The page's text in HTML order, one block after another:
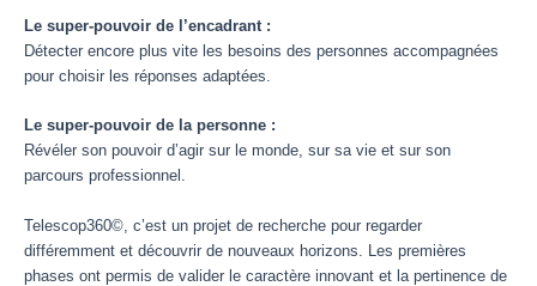
Le super-pouvoir de l’encadrant :
Détecter encore plus vite les besoins des personnes accompagnées
pour choisir les réponses adaptées.
Le super-pouvoir de la personne :
Révéler son pouvoir d’agir sur le monde, sur sa vie et sur son
parcours professionnel.
Telescop360©, c’est un projet de recherche pour regarder
différemment et découvrir de nouveaux horizons. Les premières
phases ont permis de valider le caractère innovant et la pertinence de